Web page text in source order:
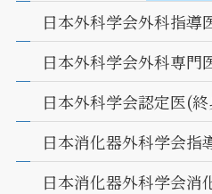
日本外科学会外科指導
日本外科学会外科専門
日本外科学会認定医(
日本消化器外科学会指
日本消化器外科学会消